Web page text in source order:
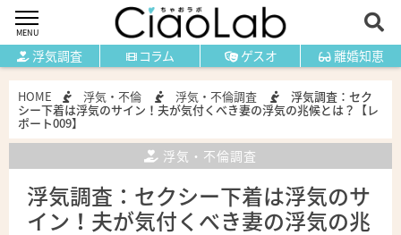
浮気調査 コラム ゲスオ 離婚知恵
MENU
HOME 浮気・不倫 浮気・不倫調査 浮気調査：セク
シー下着は浮気のサイン！夫が気付くべき妻の浮気の兆候とは？【レ
ポート009】
浮気・不倫調査
浮気調査：セクシー下着は浮気のサ
イン！夫が気付くべき妻の浮気の兆